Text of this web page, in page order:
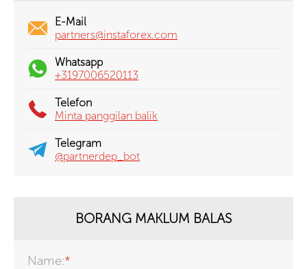
E-Mail
partners@instaforex.com
Whatsapp
+3197006520113
Telefon
Minta panggilan balik
Telegram
@partnerdep_bot
BORANG MAKLUM BALAS
Name:*